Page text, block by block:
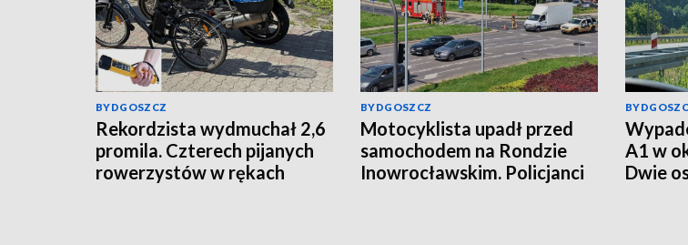
BYDGOSZCZ
Rekordzista wydmuchał 2,6
promila. Czterech pijanych
rowerzystów w rękach
BYDGOSZCZ
Motocyklista upadł przed
samochodem na Rondzie
Inowrocławskim. Policjanci
A1 w
Dwie